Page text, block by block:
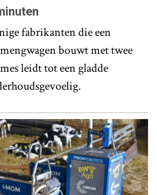
fabrikanten die een
bouwt met twee
leidt tot een gladde